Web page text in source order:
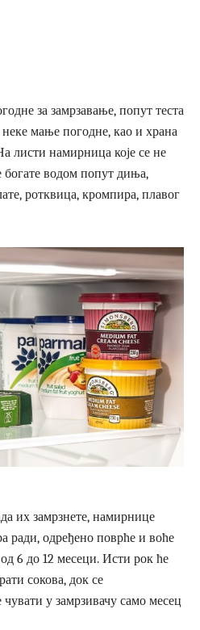
за замрзавање, попут теста
неке мање погодне, као и храна
листи намирница које се не
богате водом попут диња,
ротквица, кромпира, плавог
их замрзнете, намирнице
ради, одређено поврће и воће
6 до 12 месеци. Исти рок ће
сокова, док се
у замрзивачу само месец